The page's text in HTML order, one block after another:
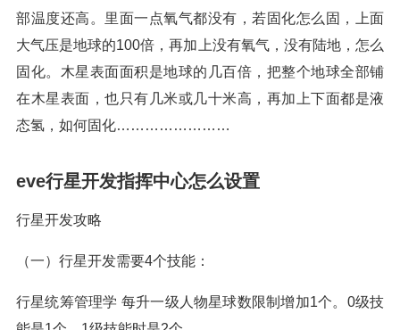
部温度还高。里面一点氧气都没有，若固化怎么固，上面
大气压是地球的100倍，再加上没有氧气，没有陆地，怎么
固化。木星表面面积是地球的几百倍，把整个地球全部铺
在木星表面，也只有几米或几十米高，再加上下面都是液
态氢，如何固化……………………
eve行星开发指挥中心怎么设置
行星开发攻略
（一）行星开发需要4个技能：
行星统筹管理学 每升一级人物星球数限制增加1个。0级技